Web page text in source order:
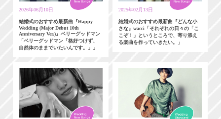
2026年06月10日
結婚式のおすすめ最新曲『Happy
Wedding (Major Debut 10th
Anniversary Ver.)』ベリーグッドマン
「ベリーグッドマン「格好つけず、
自然体のままでいたいんです。」」
2025年02月13日
結婚式のおすすめ最新曲『どんな小
さな』wacci「それぞれの日々の「こ
こぞ！」というところで、寄り添え
る楽曲を作っていきたい。」